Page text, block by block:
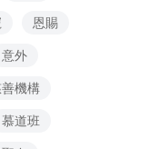
恩賜
意外
機構
慕道班